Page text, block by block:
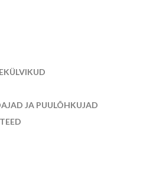
JA PUULÕHKUJAD